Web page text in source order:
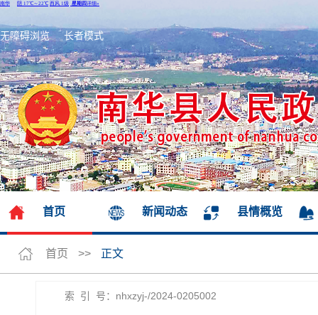
无障碍浏览 长者模式
首页 新闻动态 县情概览
首页 >> 正文
索 引 号：nhxzyj-/2024-0205002